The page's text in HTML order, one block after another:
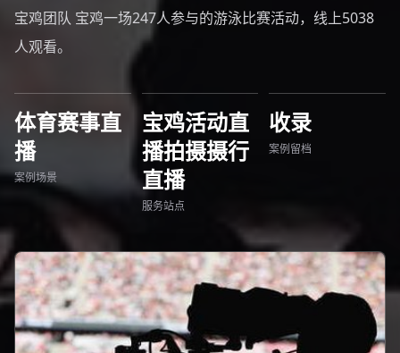
宝鸡团队 宝鸡一场247人参与的游泳比赛活动，线上5038
人观看。
体育赛事直
播
案例场景
宝鸡活动直
播拍摄摄行
直播
服务站点
收录
案例留档